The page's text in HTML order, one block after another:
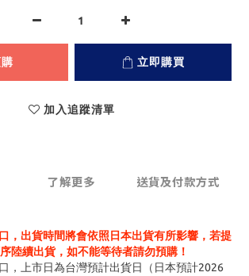
立即購買
加入追蹤清單
了解更多 送貨及付款方式
，出貨時間將會依照日本出貨有所影響，若提
陸續出貨，如不能等待者請勿預購！
，上市日為台灣預計出貨日（日本預計2026